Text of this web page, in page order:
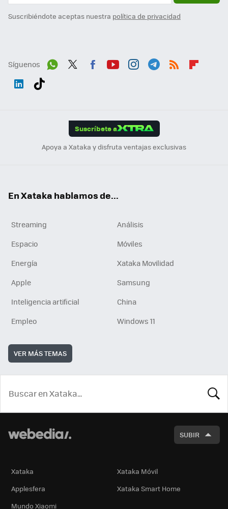
Suscribiéndote aceptas nuestra política de privacidad
Síguenos
Suscríbete a
Apoya a Xataka y disfruta ventajas exclusivas
En Xataka hablamos de...
Streaming
Análisis
Espacio
Móviles
Energía
Xataka Movilidad
Apple
Samsung
Inteligencia artificial
China
Empleo
Windows 11
VER MÁS TEMAS
SUBIR
Xataka
Xataka Móvil
Applesfera
Xataka Smart Home
Mundo Xiaomi